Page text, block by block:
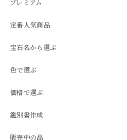
プレミアム
定番人気商品
宝石名から選ぶ
色で選ぶ
価格で選ぶ
鑑別書作成
販売中の品